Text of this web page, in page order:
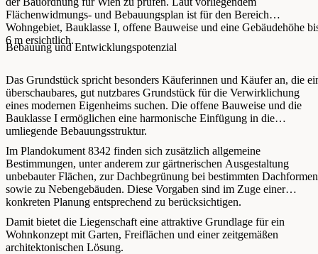
Flächenwidmungs- und Bebauungsplan ist für den Bereich
Wohngebiet, Bauklasse I, offene Bauweise und eine Gebäudehöhe
6 m ersichtlich.
Bebauung und Entwicklungspotenzial
Das Grundstück spricht besonders Käuferinnen und Käufer an, die
überschaubares, gut nutzbares Grundstück für die Verwirklichung
eines modernen Eigenheims suchen. Die offene Bauweise und die
Bauklasse I ermöglichen eine harmonische Einfügung in die
umliegende Bebauungsstruktur.
Im Plandokument 8342 finden sich zusätzlich allgemeine
Bestimmungen, unter anderem zur gärtnerischen Ausgestaltung
unbebauter Flächen, zur Dachbegrünung bei bestimmten Dachformen
sowie zu Nebengebäuden. Diese Vorgaben sind im Zuge einer
konkreten Planung entsprechend zu berücksichtigen.
Damit bietet die Liegenschaft eine attraktive Grundlage für ein
Wohnkonzept mit Garten, Freiflächen und einer zeitgemäßen
architektonischen Lösung.